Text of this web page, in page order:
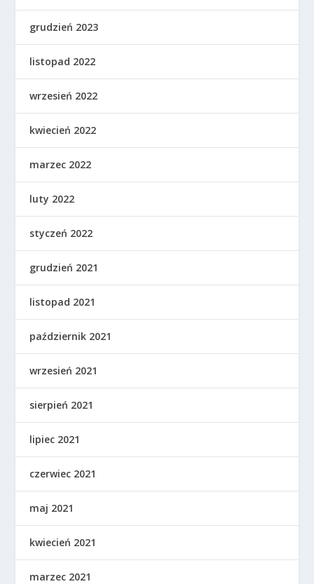
grudzień 2023
listopad 2022
wrzesień 2022
kwiecień 2022
marzec 2022
luty 2022
styczeń 2022
grudzień 2021
listopad 2021
październik 2021
wrzesień 2021
sierpień 2021
lipiec 2021
czerwiec 2021
maj 2021
kwiecień 2021
marzec 2021